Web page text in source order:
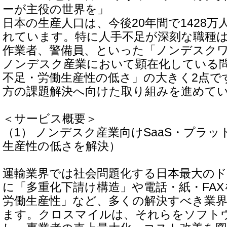
ーが主役の世界を」
日本の生産人口は、今後20年間で1428万
れています。特に人手不足が深刻な職種
作業者、警備員、といった「ノンデスク
ノンデスク産業において顕在化している
不足・労働生産性の低さ」の大きく2点
方の課題解決へ向けた取り組みを進めて
＜サービス概要＞
（1） ノンデスク産業向けSaaS・プラ
生産性の低さを解決）
運輸業界では社会問題化する日本最大の
に「多重化下請け構造」や電話・紙・
労働生産性」など、多くの解決すべき業
ます。クロスマイルは、それらをソフト